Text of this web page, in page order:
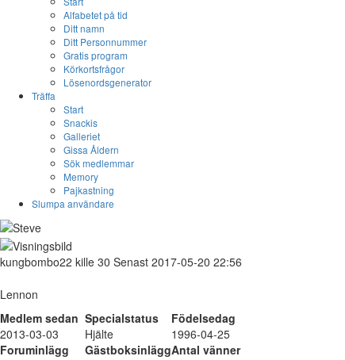
Alfabetet på tid
Ditt namn
Ditt Personnummer
Gratis program
Körkortsfrågor
Lösenordsgenerator
Träffa
Start
Snackis
Galleriet
Gissa Åldern
Sök medlemmar
Memory
Pajkastning
Slumpa användare
kungbombo22 kille 30 Senast 2017-05-20 22:56
Lennon
Medlem sedan Specialstatus
Födelsedag
2013-03-03
Hjälte
1996-04-25
Foruminlägg
GästboksinläggAntal vänner